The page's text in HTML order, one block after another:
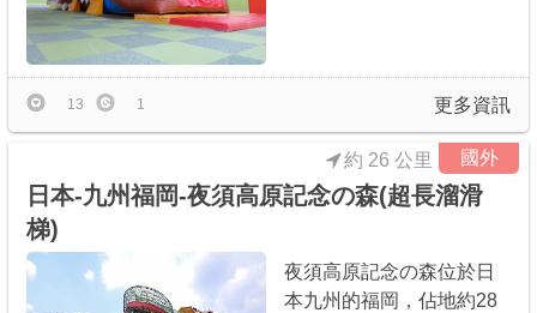
更多資訊
13 1
國外
約 26 公里
日本-九州福岡-夜須高原記念の森(超長溜滑
梯)
夜須高原記念の森位於日
本九州的福岡，佔地約28